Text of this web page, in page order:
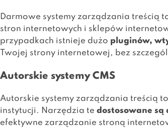
Darmowe systemy zarządzania treścią
stron internetowych i sklepów
przypadkach istnieje dużo pluginów,
Twojej strony internetowej, bez
Autorskie systemy CMS
Autorskie systemy zarządzania treścią
instytucji. Narzędzia te dostosowane są
efektywne zarządzanie stroną